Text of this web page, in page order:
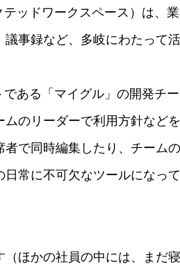
ッドワークスペース）は、
事録など、多岐にわたって活
ある「マイグル」の開発チ
のリーダーで利用方針など
で同時編集したり、チーム
常に不可欠なツールになって
ほかの社員の中には、まだ